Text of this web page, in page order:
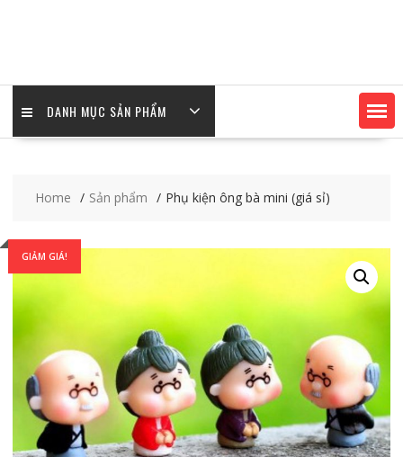
DANH MỤC SẢN PHẨM
Home Sản phẩm Phụ kiện ông bà mini (giá sỉ)
GIẢM GIÁ!